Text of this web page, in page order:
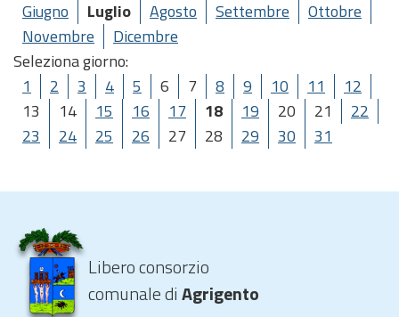
Giugno
Luglio Agosto Settembre
Ottobre
Novembre
Dicembre
Seleziona giorno:
1
2 3 4 5 6 7 8 9 10 11
12
13
14 15 16 17 18 19 20 21
22
23
24 25 26 27 28 29 30 31
Libero consorzio
comunale diAgrigento